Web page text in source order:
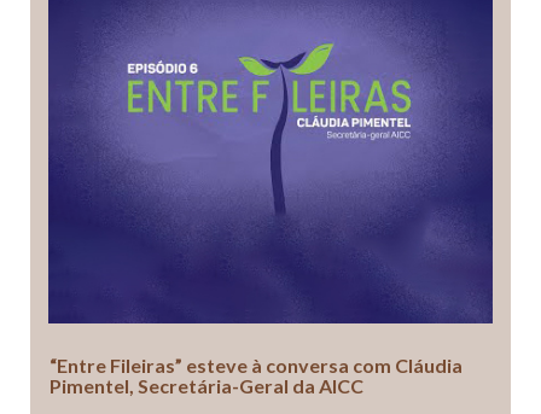
“Entre Fileiras” esteve à conversa com Cláudia
Pimentel, Secretária-Geral da AICC